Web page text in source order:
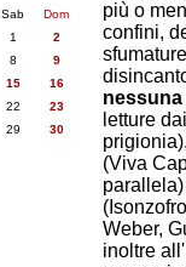
più o
confini,
letture
(Viva
Weber,
inoltre
Sab
Dom
1
2
8
9
15
16
22
23
29
30